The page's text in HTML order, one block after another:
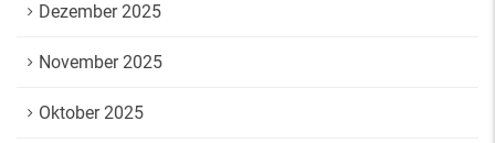
Dezember 2025
November 2025
Oktober 2025